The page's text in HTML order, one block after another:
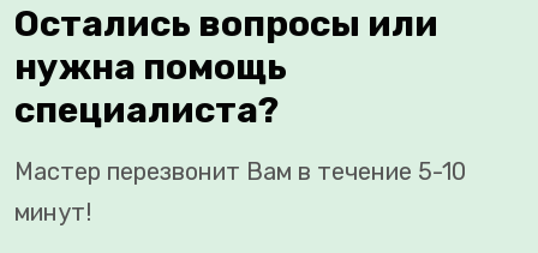
Остались вопросы или
нужна помощь
специалиста?
Мастер перезвонит Вам в течение 5-10
минут!